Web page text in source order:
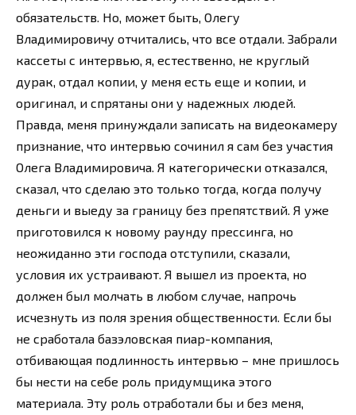
обязательств. Но, может быть, Олегу
Владимировичу отчитались, что все отдали. Забрали
кассеты с интервью, я, естественно, не круглый
дурак, отдал копии, у меня есть еще и копии, и
оригинал, и спрятаны они у надежных людей.
Правда, меня принуждали записать на видеокамеру
признание, что интервью сочинил я сам без участия
Олега Владимировича. Я категорически отказался,
сказал, что сделаю это только тогда, когда получу
деньги и выеду за границу без препятствий. Я уже
приготовился к новому раунду прессинга, но
неожиданно эти господа отступили, сказали,
условия их устраивают. Я вышел из проекта, но
должен был молчать в любом случае, напрочь
исчезнуть из поля зрения общественности. Если бы
не сработала базэловская пиар-компания,
отбивающая подлинность интервью – мне пришлось
бы нести на себе роль придумщика этого
материала. Эту роль отработали бы и без меня,